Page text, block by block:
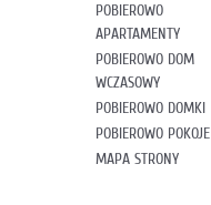
POBIEROWO
APARTAMENTY
POBIEROWO DOM
WCZASOWY
POBIEROWO DOMKI
POBIEROWO POKOJE
MAPA STRONY